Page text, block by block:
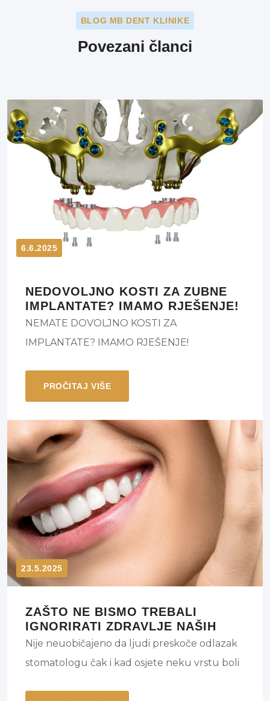
BLOG MB DENT KLINIKE
Povezani članci
6.6.2025
NEDOVOLJNO KOSTI ZA ZUBNE
IMPLANTATE? IMAMO RJEŠENJE!
NEMATE DOVOLJNO KOSTI ZA
IMPLANTATE? IMAMO RJEŠENJE!
PROČITAJ VIŠE
23.5.2025
ZAŠTO NE BISMO TREBALI
IGNORIRATI ZDRAVLJE NAŠIH
ZUBI?
Nije neuobičajeno da ljudi preskoče odlazak
stomatologu čak i kad osjete neku vrstu boli